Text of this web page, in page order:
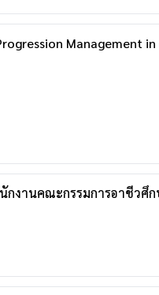
Management
กงานคณะกรรมการอาชีวศึ